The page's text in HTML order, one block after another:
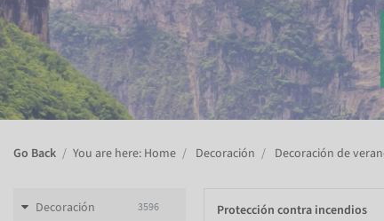
Go Back You are here: Home Decoración Decoración de
Decoración 3596 Protección contra incendios